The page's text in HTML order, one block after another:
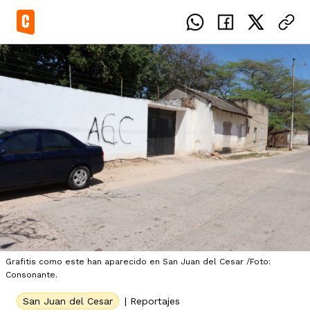
Grafitis como este han aparecido en San Juan del Cesar /Foto:
Consonante.
San Juan del Cesar | Reportajes
país
del Caguán
del Cesar
étnicos